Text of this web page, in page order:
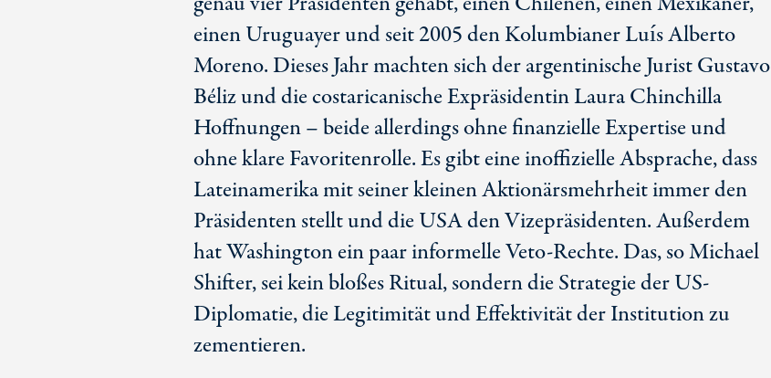
einen Uruguayer und seit 2005 den Kolumbianer Luís Alberto
Moreno. Dieses Jahr machten sich der argentinische Jurist Gustavo
Béliz und die costaricanische Expräsidentin Laura Chinchilla
Hoffnungen – beide allerdings ohne finanzielle Expertise und
ohne klare Favoritenrolle. Es gibt eine inoffizielle Absprache, dass
Lateinamerika mit seiner kleinen Aktionärsmehrheit immer den
Präsidenten stellt und die USA den Vizepräsidenten. Außerdem
hat Washington ein paar informelle Veto-Rechte. Das, so Michael
Shifter, sei kein bloßes Ritual, sondern die Strategie der US-
Diplomatie, die Legitimität und Effektivität der Institution zu
zementieren.